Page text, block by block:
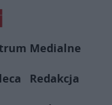
Medialne
Redakcja